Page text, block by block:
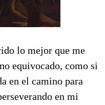
lo mejor que me
equivocado, como si
en el camino para
en mi